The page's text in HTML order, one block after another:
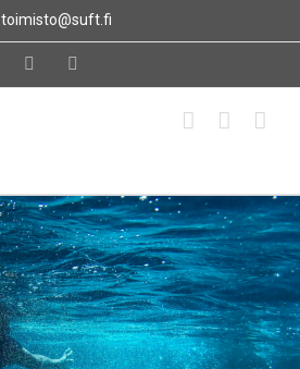
toimisto@suft.fi
Facebook